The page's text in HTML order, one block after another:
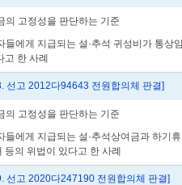
의 고정성을 판단하는 기준
들에게 지급되는 설·추석 귀성비가 통
고 한 사례
선고 2012다94643 전원합의체 판결]
의 고정성을 판단하는 기준
들에게 지급되는 설·추석상여금과 하기
의 위법이 있다고 한 사례
선고 2020다247190 전원합의체 판결]